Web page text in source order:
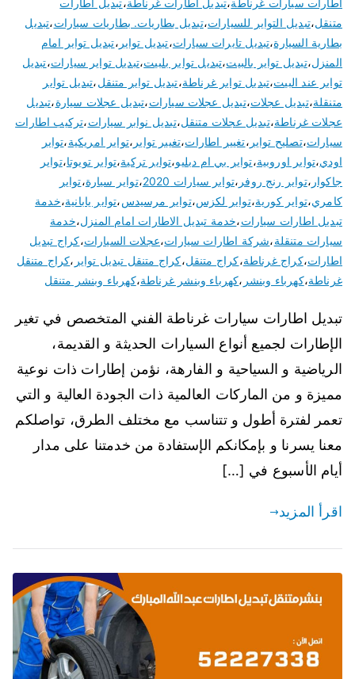
اطارات سيارات غرناطة،تبديل اطارات غرناطة،تبديل اطارات
متنقل،تبديل التواير للسيارات،تبديل بطاريات. بطاريات سيارات،تبديل
بطارية السيارة،تبديل تايرات سيارات،تبديل تواير ،تبديل تواير امام
المنزل،تبديل تواير بالبيت،تبديل تواير بلبيت،تبديل تواير سيارات،تبديل
تواير عند البيت،تبديل تواير غرناطة،تبديل تواير متنقل،تبديل تواير
متنقلة،تبديل عجلات،تبديل عجلات سيارات،تبديل عجلات سيارة،تبديل
عجلات غرناطة،تبديل عجلات متنقل،تبديل نوابر سيارات،تركيب اطارات
سيارات،تصليح تواير ،تغيير اطارات،تغيير تواير ،تواير امريكية،تواير
اودي،تواير اوروبية،تواير بي ام دبليو،تواير تركية،تواير تويوتا،تواير
جاكوار ،تواير رنج روفر ،تواير سيارات 2020 ،تواير سيارة،تواير
كامري،تواير كورية،تواير لكزس،تواير مرسيدس،تواير يابانية،خدمة
تبديل اطارات سيارات،خدمة تبديل الاطارات امام المنزل،خدمة
سيارات متنقلة،شركة اطارات سيارات،عجلات السيارات،كراج تبديل
اطارات،كراج غرناطة،كراج متنقل،كراج متنقل تبديل تواير ،كراج متنقل
غرناطة،كهرباء وبنشر ،كهرباء وبنشر غرناطة،كهرباء وبنشر متنقل
تبديل اطارات سيارات غرناطة الفني المتخصص في تغير
الإطارات لجميع أنواع السيارات الحديثة و القديمة،
الرياضية و السياحية و الفارهة، نؤمن إطارات ذات نوعية
مميزة و من الماركات العالمية ذات الجودة العالية و التي
تعمر لفترة أطول و تتناسب مع مختلف الطرق، تواصلكم
معنا يسرنا و بإمكانكم الإستفادة من خدمتنا على مدار
أيام الأسبوع في […]
اقرأ المزيد